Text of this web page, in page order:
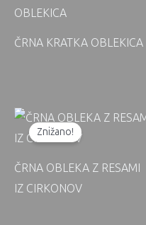
ČRNA KRATKA OBLEKICA
Znižano!
ČRNA OBLEKA Z RESAMI
IZ CIRKONOV